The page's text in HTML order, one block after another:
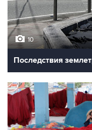
10
Последствия